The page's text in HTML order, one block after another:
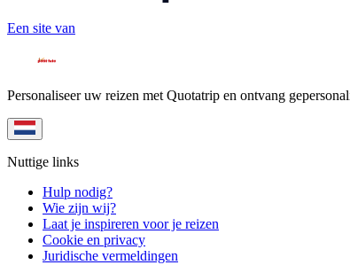
Een site van
Personaliseer uw reizen met Quotatrip en ontvang
Nuttige links
Hulp nodig?
Wie zijn wij?
Laat je inspireren voor je reizen
Cookie en privacy
Juridische vermeldingen